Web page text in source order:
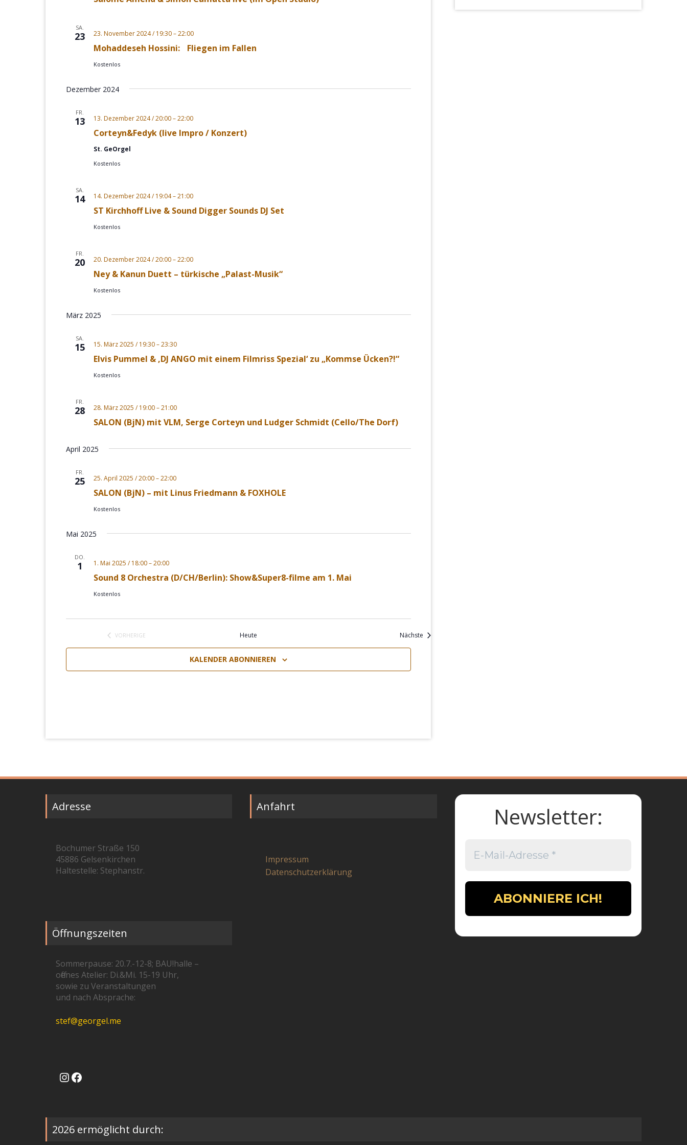
SA.
23
Mohaddeseh Hossini: Fliegen im Fallen
23. November 2024 / 19:30–22:00
Kostenlos
Dezember 2024
FR.
13
Corteyn&Fedyk (live Impro / Konzert)
13. Dezember 2024 / 20:00–22:00
St. GeOrgel
Kostenlos
SA.
14
ST Kirchhoff Live & Sound Digger Sounds DJ Set
14. Dezember 2024 / 19:04–21:00
Kostenlos
FR.
20
Ney & Kanun Duett – türkische „Palast-Musik“
20. Dezember 2024 / 20:00–22:00
Kostenlos
März 2025
SA.
15
Elvis Pummel & ‚DJ ANGO mit einem Filmriss Spezial‘ zu „Kommse Ücken?!“
15. März 2025 / 19:30–23:30
Kostenlos
FR.
28
SALON (BjN) mit VLM, Serge Corteyn und Ludger Schmidt (Cello/The Dorf)
28. März 2025 / 19:00–21:00
April 2025
FR.
25
SALON (BjN) – mit Linus Friedmann & FOXHOLE
25. April 2025 / 20:00–22:00
Kostenlos
Mai 2025
DO.
1
Sound 8 Orchestra (D/CH/Berlin): Show&Super8-filme am 1. Mai
1. Mai 2025 / 18:00–20:00
Kostenlos
VORHERIGE
Heute NächsteVeranstaltungen
KALENDER ABONNIEREN
Adresse
Bochumer Straße 150
45886 Gelsenkirchen
Haltestelle: Stephanstr.
Öffnungszeiten
Sommerpause: 20.7.-12-8; BAU!halle –
offenes Atelier: Di.&Mi. 15-19 Uhr,
sowie zu Veranstaltungen
und nach Absprache:
stef@georgel.me
Instagram
Facebook
Anfahrt
Impressum
Datenschutzerklärung
Newsletter:
2026 ermöglicht durch: